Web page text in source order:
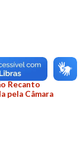
Recanto
pela Câmara